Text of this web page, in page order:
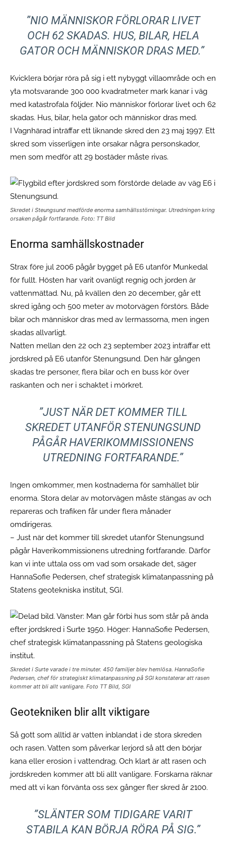
”NIO MÄNNISKOR FÖRLORAR LIVET
OCH 62 SKADAS. HUS, BILAR, HELA
GATOR OCH MÄNNISKOR DRAS MED.”
Kvicklera börjar röra på sig i ett nybyggt villaområde och en
yta motsvarande 300 000 kvadratmeter mark kanar i väg
med katastrofala följder. Nio människor förlorar livet och 62
skadas. Hus, bilar, hela gator och människor dras med.
I Vagnhärad inträffar ett liknande skred den 23 maj 1997. Ett
skred som visserligen inte orsakar några personskador,
men som medför att 29 bostäder måste rivas.
Skredet i Steungsund medförde enorma samhällsstörningar. Utredningen kring
orsaken pågår fortfarande. Foto: TT Bild
Enorma samhällskostnader
Strax före jul 2006 pågår bygget på E6 utanför Munkedal
för fullt. Hösten har varit ovanligt regnig och jorden är
vattenmättad. Nu, på kvällen den 20 december, går ett
skred igång och 500 meter av motorvägen förstörs. Både
bilar och människor dras med av lermassorna, men ingen
skadas allvarligt.
Natten mellan den 22 och 23 september 2023 inträffar ett
jordskred på E6 utanför Stenungsund. Den här gången
skadas tre personer, flera bilar och en buss kör över
raskanten och ner i schaktet i mörkret.
”JUST NÄR DET KOMMER TILL
SKREDET UTANFÖR STENUNGSUND
PÅGÅR HAVERIKOMMISSIONENS
UTREDNING FORTFARANDE.”
Ingen omkommer, men kostnaderna för samhället blir
enorma. Stora delar av motorvägen måste stängas av och
repareras och trafiken får under flera månader
omdirigeras.
– Just när det kommer till skredet utanför Stenungsund
pågår Haverikommissionens utredning fortfarande. Därför
kan vi inte uttala oss om vad som orsakade det, säger
HannaSofie Pedersen, chef strategisk klimatanpassning på
Statens geotekniska institut, SGI.
Skredet i Surte varade i tre minuter. 450 familjer blev hemlösa. HannaSofie
Pedersen, chef för strategiskt klimatanpassning på SGI konstaterar att rasen
kommer att bli allt vanligare. Foto TT Bild, SGI
Geotekniken blir allt viktigare
Så gott som alltid är vatten inblandat i de stora skreden
och rasen. Vatten som påverkar lerjord så att den börjar
kana eller erosion i vattendrag. Och klart är att rasen och
jordskreden kommer att bli allt vanligare. Forskarna räknar
med att vi kan förvänta oss sex gånger fler skred år 2100.
”SLÄNTER SOM TIDIGARE VARIT
STABILA KAN BÖRJA RÖRA PÅ SIG.”